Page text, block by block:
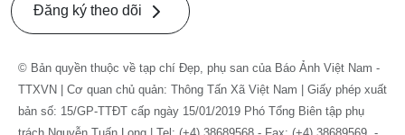
Đăng ký theo dõi
© Bản quyền thuộc về tạp chí Đẹp, phụ san của Báo Ảnh Việt Nam -
TTXVN | Cơ quan chủ quản: Thông Tấn Xã Việt Nam | Giấy phép xuất
bản số: 15/GP-TTĐT cấp ngày 15/01/2019 Phó Tổng Biên tập phụ